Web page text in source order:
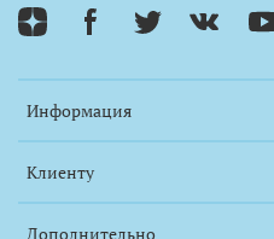
Информация
Клиенту
Дополнительно